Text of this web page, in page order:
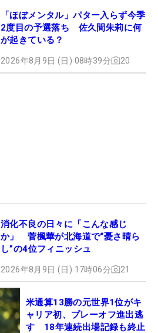
「ほぼメンタル」パター入らず今季
2度目の予選落ち 佐久間朱莉に何
が起きている？
2026年8月9日 (日) 08時39分 20
消化不良の日々に「こんな感じ
か」 菅楓華が北海道で“憂さ晴ら
し”の4位フィニッシュ
2026年8月9日 (日) 17時06分 21
米通算13勝の元世界1位がキ
ャリア初、プレーオフ進出逃
す 18年連続出場記録も終止